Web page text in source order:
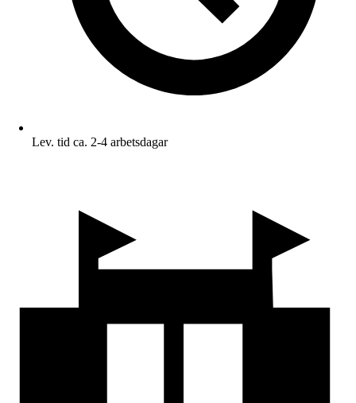
Lev. tid ca. 2-4 arbetsdagar